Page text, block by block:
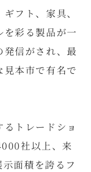
フト、家具、
彩る製品が一
信がされ、最
本市で有名で
トレードショ
社以上、来
面積を誇るフ